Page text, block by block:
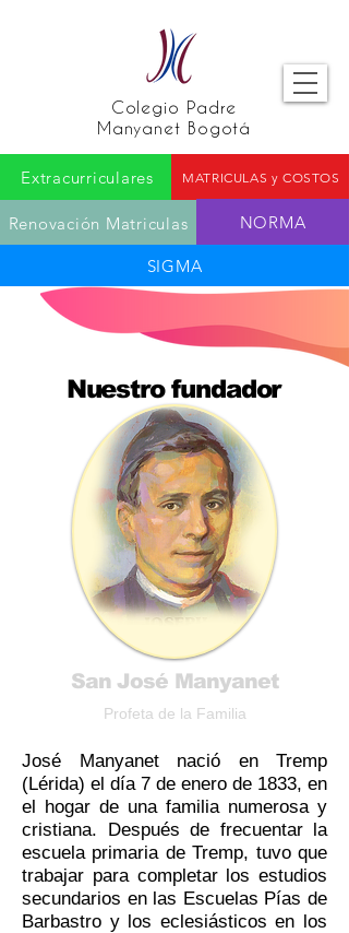
Extracurriculares MATRICULAS y COSTOS
Renovación Matriculas
SIGMA
NORMA
Colegio Padre
Manyanet Bogotá
Nuestro fundador
San José Manyanet
Profeta de la Familia
José Manyanet nació en Tremp
(Lérida) el día 7 de enero de 1833, en
el hogar de una familia numerosa y
cristiana. Después de frecuentar la
escuela primaria de Tremp, tuvo que
trabajar para completar los estudios
secundarios en las Escuelas Pías de
Barbastro y los eclesiásticos en los